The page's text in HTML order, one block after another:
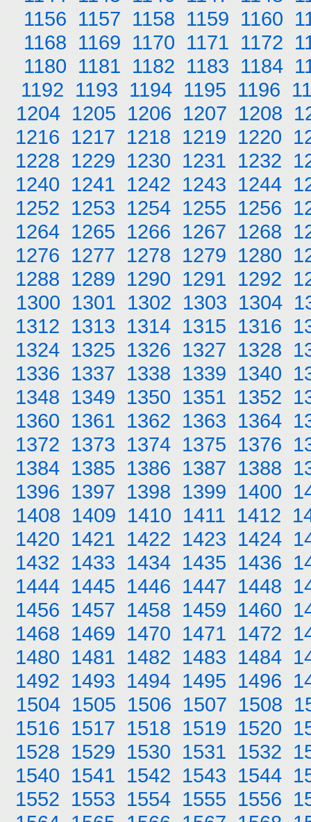
1156 1157 1158 1159 1160
1168 1169 1170 1171 1172
1180 1181 1182 1183 1184
1192 1193 1194 1195 1196
1204 1205 1206 1207 1208
1216 1217 1218 1219 1220
1228 1229 1230 1231 1232
1240 1241 1242 1243 1244
1252 1253 1254 1255 1256
1264 1265 1266 1267 1268
1276 1277 1278 1279 1280
1288 1289 1290 1291 1292
1300 1301 1302 1303 1304
1312 1313 1314 1315 1316
1324 1325 1326 1327 1328
1336 1337 1338 1339 1340
1348 1349 1350 1351 1352
1360 1361 1362 1363 1364
1372 1373 1374 1375 1376
1384 1385 1386 1387 1388
1396 1397 1398 1399 1400
1408 1409 1410 1411 1412
1420 1421 1422 1423 1424
1432 1433 1434 1435 1436
1444 1445 1446 1447 1448
1456 1457 1458 1459 1460
1468 1469 1470 1471 1472
1480 1481 1482 1483 1484
1492 1493 1494 1495 1496
1504 1505 1506 1507 1508
1516 1517 1518 1519 1520
1528 1529 1530 1531 1532
1540 1541 1542 1543 1544
1552 1553 1554 1555 1556